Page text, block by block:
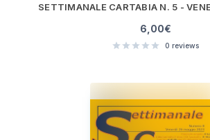
SETTIMANALE CARTABIA N. 5 -
6,00€
0 reviews